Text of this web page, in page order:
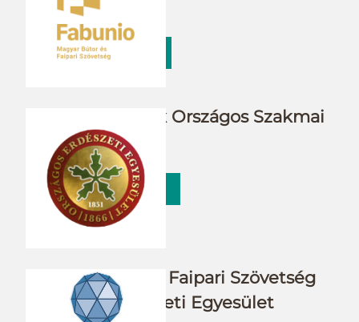
FAGOSZ
WWW.FAGOSZ.HU
Bútorvállalkozók Országos Szakmai
Szövetsége
WWW.FABUNIO.HU
Magyar Bútor és Faipari Szövetség
Országos Erdészeti Egyesület